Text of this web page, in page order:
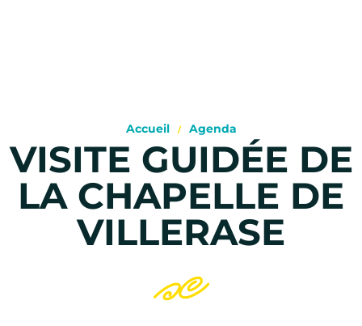
Accueil Agenda
VISITE GUIDÉE DE
LA CHAPELLE DE
VILLERASE